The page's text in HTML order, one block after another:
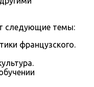
следующие темы:
французского.